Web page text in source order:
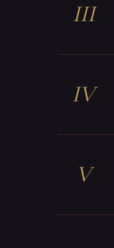
III
IV
V